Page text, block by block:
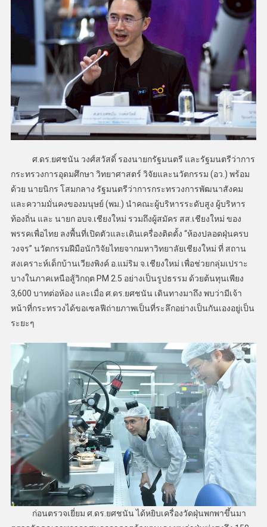
ศ.ดร.ยศชนัน วงศ์สวัสดิ์ รองนายกรัฐมนตรี และรัฐมนตรีว่าการ
กระทรวงการอุดมศึกษา วิทยาศาสตร์ วิจัยและนวัตกรรม (อว.) พร้อม
ด้วย นายนิกร โสมกลาง รัฐมนตรีว่าการกระทรวงการพัฒนาสังคม
และความมั่นคงของมนุษย์ (พม.) นำคณะผู้บริหารระดับสูง ผู้บริหาร
ท้องถิ่น และ นายก อบจ.เชียงใหม่ รวมถึงผู้สมัคร สส.เชียงใหม่ ของ
พรรคเพื่อไทย ลงพื้นที่เปิดตัวและเดินเครื่องติดตั้ง “ห้องปลอดฝุ่นครบ
วงจร” นวัตกรรมฝีมือนักวิจัยไทยจากมหาวิทยาลัยเชียงใหม่ ที่ สถาน
สงเคราะห์เด็กบ้านเวียงพิงค์ อ.แม่ริม จ.เชียงใหม่ เพื่อช่วยกลุ่มเปราะ
บางในภาคเหนือสู้วิกฤต PM 2.5 อย่างเป็นรูปธรรม ด้วยต้นทุนเพียง
3,600 บาทต่อห้อง และเมื่อ ศ.ดร.ยศชนัน เดินทางมาถึง พบว่ามีเจ้า
หน้าที่กระทรวงได้ขอเซลฟีถ่ายภาพเป็นที่ระลึกอย่างเป็นกันเองอยู่เป็น
ระยะๆ
ก่อนตรวจเยี่ยม ศ.ดร.ยศชนัน ได้หยิบเครื่องวัดฝุ่นพกพาขึ้นมา